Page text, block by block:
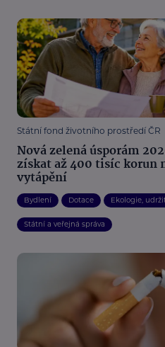
Státní fond životního prostředí ČR
Nová zelená úsporám
získat až 400 tisíc korun
vytápění
Bydlení Dotace Ekologie,
Státní a veřejná správa